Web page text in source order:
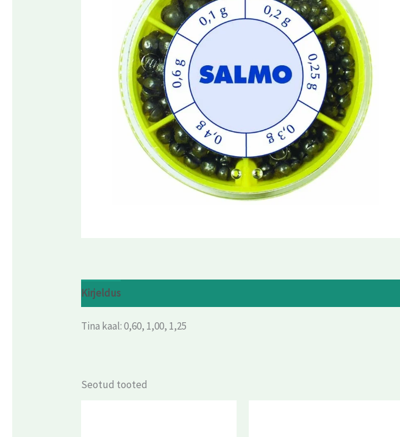
Kirjeldus
Tina kaal: 0,60, 1,00, 1,25
Seotud tooted